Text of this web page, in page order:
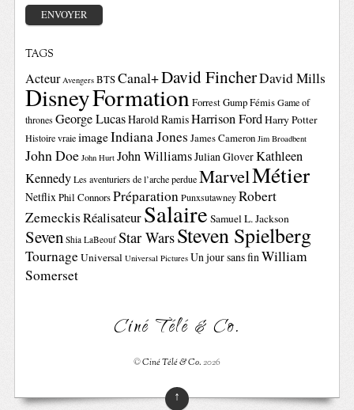
TAGS
Acteur Avengers BTSCanal+David FincherDavid Mills
DisneyFormationForrest GumpFémis Game of
thrones George LucasHarold RamisHarrison FordHarry Potter
Histoire vraie imageIndiana Jones James Cameron Jim Broadbent
John Doe John Hurt John WilliamsJulian GloverKathleen
Kennedy Les aventuriers de l’arche perdue MarvelMétier
NetflixPhil ConnorsPréparation Punxsutawney Robert
ZemeckisRéalisateurSalaire Samuel L. Jackson
Seven Shia LaBeouf Star WarsSteven Spielberg
TournageUniversal Universal Pictures Un jour sans finWilliam
Somerset
Ciné Télé & Co.
©Ciné Télé & Co.2026
↑